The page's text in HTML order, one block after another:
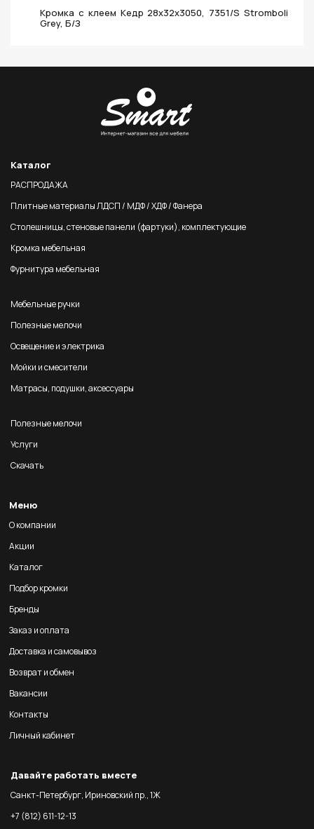
Кромка с клеем Кедр 28х32х3050, 7351/S Stromboli
Grey, Б/З
Каталог
РАСПРОДАЖА
Плитные материалы ЛДСП / МДФ / ХДФ / Фанера
Столешницы, стеновые панели (фартуки), комплектующие
Кромка мебельная
Фурнитура мебельная
Мебельные ручки
Полезные мелочи
Освещение и электрика
Мойки и смесители
Матрасы, подушки, аксессуары
Полезные мелочи
Услуги
Скачать
Меню
О компании
Акции
Каталог
Подбор кромки
Бренды
Заказ и оплата
Доставка и самовывоз
Возврат и обмен
Вакансии
Контакты
Личный кабинет
Давайте работать вместе
Санкт-Петербург, Ириновский пр., 1Ж
+7 (812) 611-12-13